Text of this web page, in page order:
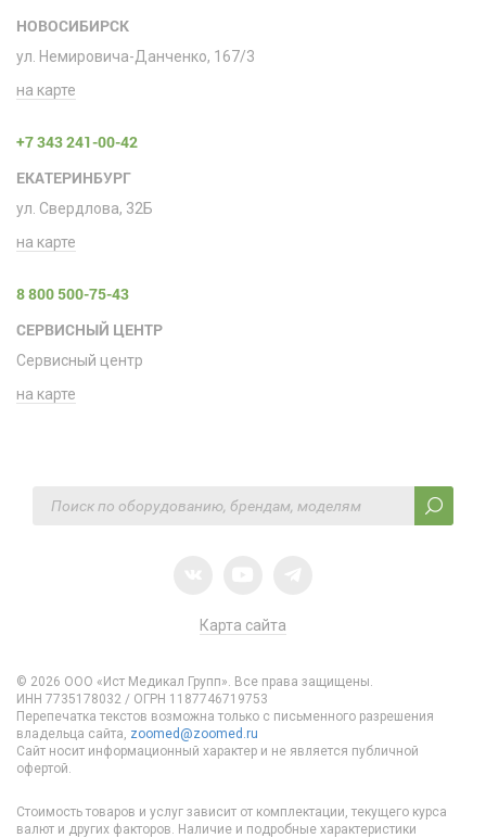
НОВОСИБИРСК
ул. Немировича-Данченко, 167/3
на карте
+7 343 241-00-42
ЕКАТЕРИНБУРГ
ул. Свердлова, 32Б
на карте
8 800 500-75-43
СЕРВИСНЫЙ ЦЕНТР
Сервисный центр
на карте
Карта сайта
© 2026 ООО «Ист Медикал Групп». Все права защищены.
ИНН 7735178032 / ОГРН 1187746719753
Перепечатка текстов возможна только с письменного разрешения
владельца сайта, zoomed@zoomed.ru
Сайт носит информационный характер и не является публичной
офертой.
Стоимость товаров и услуг зависит от комплектации, текущего курса
валют и других факторов. Наличие и подробные характеристики